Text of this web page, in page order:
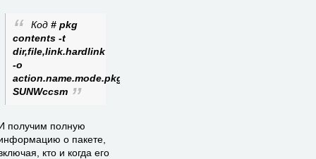
Код# pkg
contents -t
dir,file,link.hardlink
-о
action.name.mode.pkg.size.path.target
SUNWccsm
получим полную
о пакете,
кто и когда его